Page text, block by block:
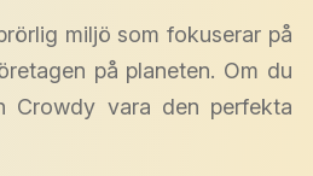
miljö som fokuserar på
på planeten. Om du
Crowdy vara den perfekta